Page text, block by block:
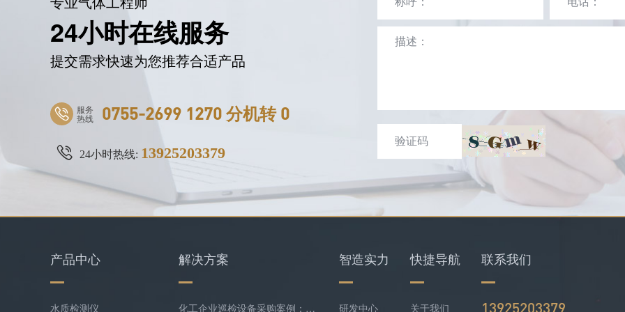
24小时在线服务
提交需求快速为您推荐合适产品
服务
热线 0755-2699 1270 分机转 0
24小时热线: 13925203379
产品中心
水质检测仪
解决方案
化工企业巡检设备采购案例：逸云天MS400系列苯乙烯检测仪+四合一检测仪配套落地
智造实力
研发中心
快捷导航
关于我们
联系我们
13925203379